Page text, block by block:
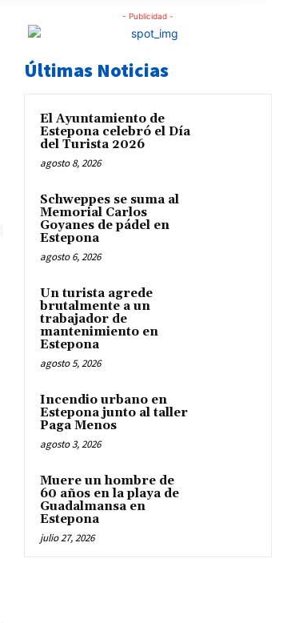
- Publicidad -
Últimas Noticias
El Ayuntamiento de
Estepona celebró el Día
del Turista 2026
agosto 8, 2026
Schweppes se suma al
Memorial Carlos
Goyanes de pádel en
Estepona
agosto 6, 2026
Un turista agrede
brutalmente a un
trabajador de
mantenimiento en
Estepona
agosto 5, 2026
Incendio urbano en
Estepona junto al taller
Paga Menos
agosto 3, 2026
Muere un hombre de
60 años en la playa de
Guadalmansa en
Estepona
julio 27, 2026